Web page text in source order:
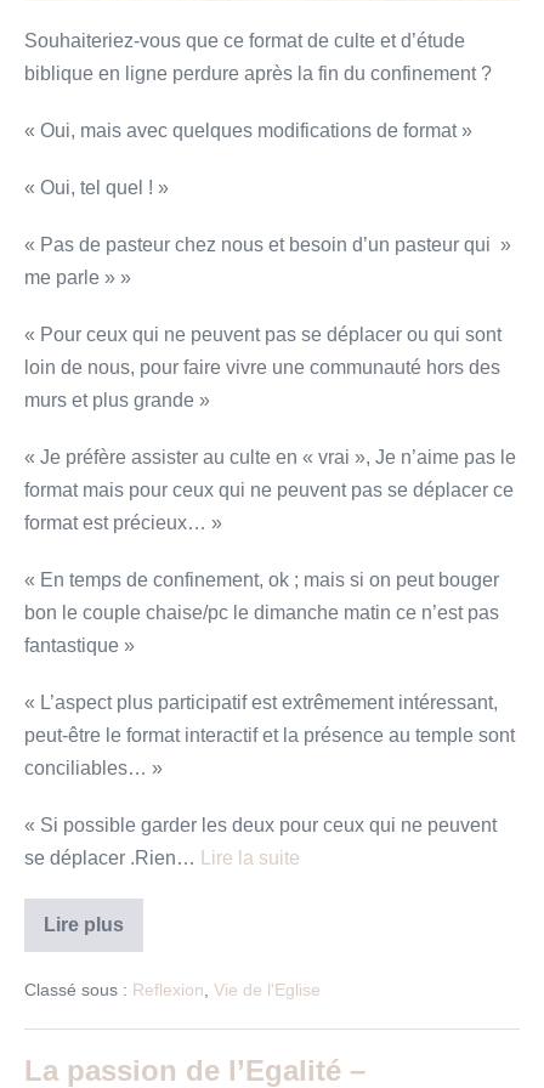
Souhaiteriez-vous que ce format de culte et d’étude
biblique en ligne perdure après la fin du confinement ?
« Oui, mais avec quelques modifications de format »
« Oui, tel quel ! »
« Pas de pasteur chez nous et besoin d’un pasteur qui »
me parle » »
« Pour ceux qui ne peuvent pas se déplacer ou qui sont
loin de nous, pour faire vivre une communauté hors des
murs et plus grande »
« Je préfère assister au culte en « vrai », Je n’aime pas le
format mais pour ceux qui ne peuvent pas se déplacer ce
format est précieux… »
« En temps de confinement, ok ; mais si on peut bouger
bon le couple chaise/pc le dimanche matin ce n’est pas
fantastique »
« L’aspect plus participatif est extrêmement intéressant,
peut-être le format interactif et la présence au temple sont
conciliables… »
« Si possible garder les deux pour ceux qui ne peuvent
se déplacer .Rien…
Lire la suite
Lire plusFlorilège
réponses
au
Classé sous : Reflexion Vie de l'Eglise
La passion de l’Egalité –